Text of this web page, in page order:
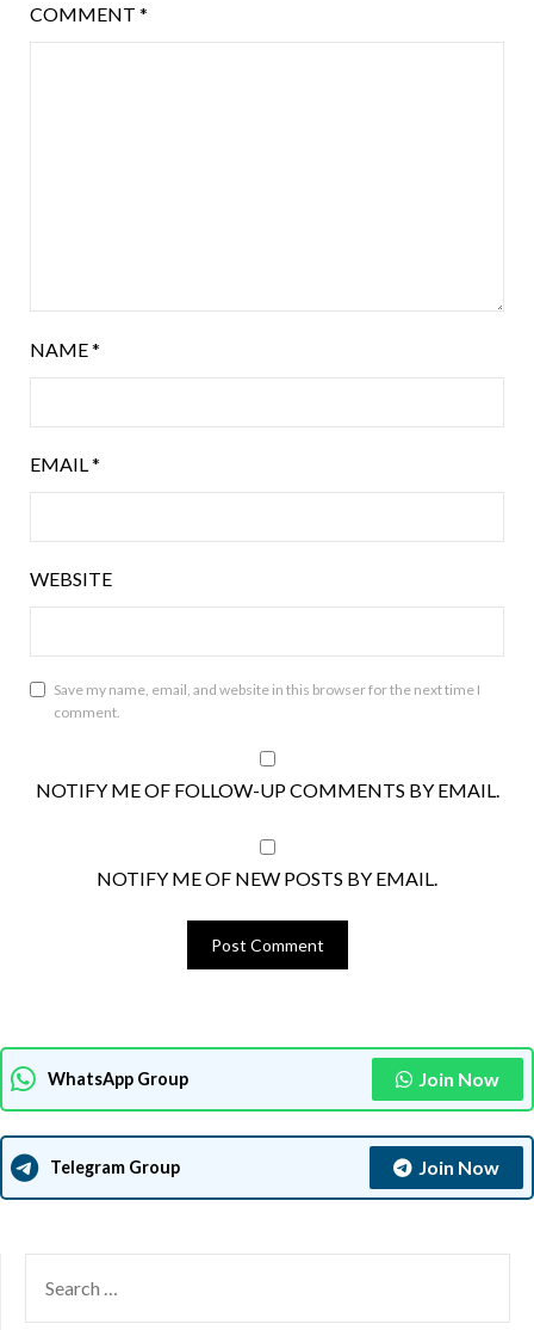
COMMENT *
NAME*
EMAIL*
WEBSITE
Save my name, email, and website in this browser for the next time I
comment.
NOTIFY ME OF FOLLOW-UP COMMENTS BY EMAIL.
NOTIFY ME OF NEW POSTS BY EMAIL.
WhatsApp Group Join Now
Telegram Group Join Now
FOR: